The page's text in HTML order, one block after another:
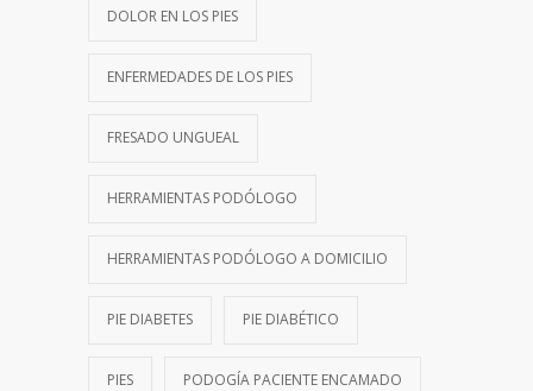
DOLOR EN LOS PIES
ENFERMEDADES DE LOS PIES
FRESADO UNGUEAL
HERRAMIENTAS PODÓLOGO
HERRAMIENTAS PODÓLOGO A DOMICILIO
PIE DIABETES PIE DIABÉTICO
PIES PODOGÍA PACIENTE ENCAMADO